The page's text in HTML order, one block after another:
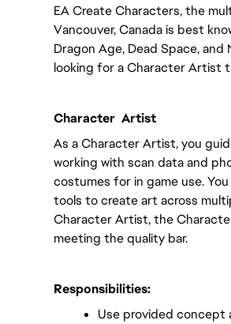
EA Create Characters, the
Vancouver, Canada is best
Dragon Age, Dead Space, and
looking for a Character Artist
Character  Artist
As a Character Artist, you
working with scan data and
costumes for in game use.
tools to create art across
Character Artist, the
meeting the quality bar.
Responsibilities:
Use provided concept